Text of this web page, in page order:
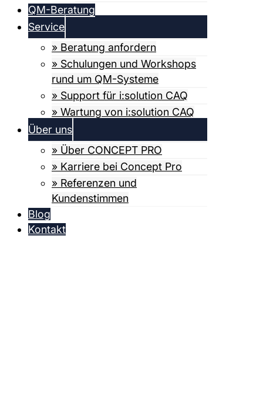
QM-Beratung
Service
» Beratung anfordern
» Schulungen und Workshops
rund um QM-Systeme
» Support für i:solution CAQ
» Wartung von i:solution CAQ
Über uns
» Über CONCEPT PRO
» Karriere bei Concept Pro
» Referenzen und
Kundenstimmen
Blog
Kontakt